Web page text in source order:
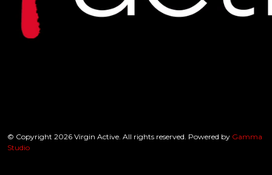
© Copyright 2026 Virgin Active. All rights reserved. Powered by Gamma
Studio